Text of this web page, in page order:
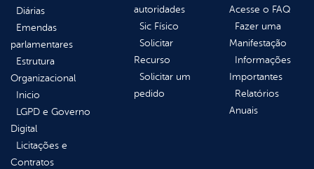
Diárias
Emendas
parlamentares
Estrutura
Organizacional
Inicio
LGPD e Governo
Digital
Licitações e
Contratos
autoridades
Sic Físico
Solicitar
Recurso
Solicitar um
pedido
Acesse o FAQ
Fazer uma
Manifestação
Informações
Importantes
Relatórios
Anuais